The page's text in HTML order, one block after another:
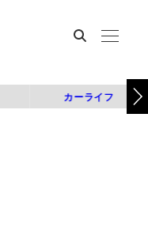
カーライフ